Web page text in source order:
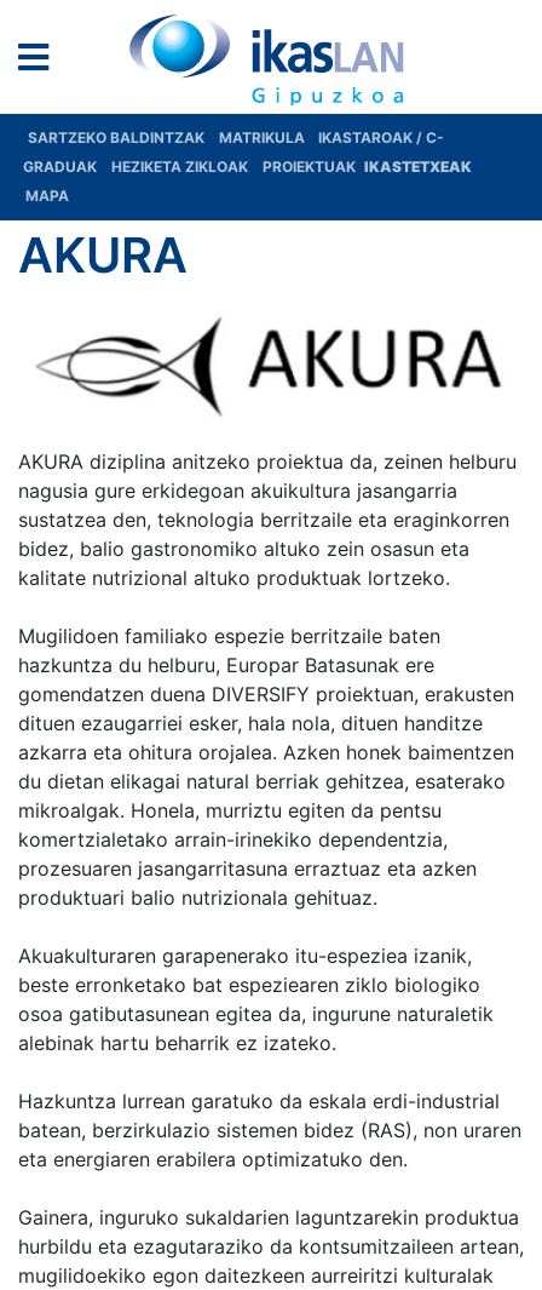
SARTZEKO BALDINTZAK MATRIKULA
IKASTAROAK / C-
GRADUAK
HEZIKETA ZIKLOAK PROIEKTUAK IKASTETXEAK
MAPA
AKURA
AKURA diziplina anitzeko proiektua da, zeinen helburu
nagusia gure erkidegoan akuikultura jasangarria
sustatzea den, teknologia berritzaile eta eraginkorren
bidez, balio gastronomiko altuko zein osasun eta
kalitate nutrizional altuko produktuak lortzeko.
Mugilidoen familiako espezie berritzaile baten
hazkuntza du helburu, Europar Batasunak ere
gomendatzen duena DIVERSIFY proiektuan, erakusten
dituen ezaugarriei esker, hala nola, dituen handitze
azkarra eta ohitura orojalea. Azken honek baimentzen
du dietan elikagai natural berriak gehitzea, esaterako
mikroalgak. Honela, murriztu egiten da pentsu
komertzialetako arrain-irinekiko dependentzia,
prozesuaren jasangarritasuna erraztuaz eta azken
produktuari balio nutrizionala gehituaz.
Akuakulturaren garapenerako itu-espeziea izanik,
beste erronketako bat espeziearen ziklo biologiko
osoa gatibutasunean egitea da, ingurune naturaletik
alebinak hartu beharrik ez izateko.
Hazkuntza lurrean garatuko da eskala erdi-industrial
batean, berzirkulazio sistemen bidez (RAS), non uraren
eta energiaren erabilera optimizatuko den.
Gainera, inguruko sukaldarien laguntzarekin produktua
hurbildu eta ezagutaraziko da kontsumitzaileen artean,
mugilidoekiko egon daitezkeen aurreiritzi kulturalak